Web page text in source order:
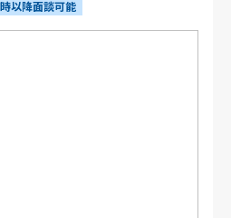
以降面談可能